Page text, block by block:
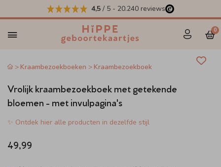
4,5 / 5 - 20.240 reviews
0
Kraambezoekboeken Kraambezoekboek
Vrolijk kraambezoekboek met getekende
bloemen - met invulpagina's
✨ Ontdek hier alle producten in dezelfde stijl
49,99